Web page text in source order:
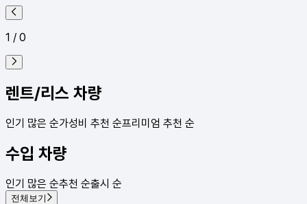
1 / 0
렌트/리스 차량
인기 많은 순가성비 추천 순프리미엄 추천 순
수입 차량
인기 많은 순추천 순출시 순
전체보기